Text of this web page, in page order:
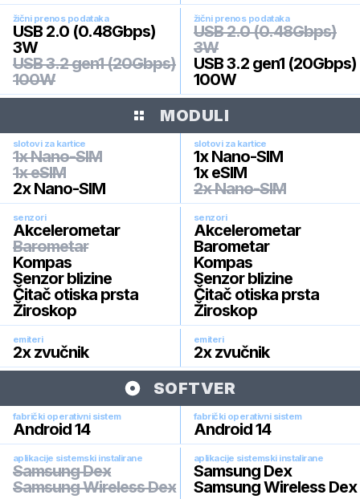
žični prenos podataka
USB 2.0 (0.48Gbps)
3W
USB 3.2 gen1 (20Gbps)
100W
žični prenos podataka
USB 2.0 (0.48Gbps)
3W
USB 3.2 gen1 (20Gbps)
100W
MODULI
slotovi za kartice
1x Nano-SIM
1x eSIM
2x Nano-SIM
slotovi za kartice
1x Nano-SIM
1x eSIM
2x Nano-SIM
senzori
Akcelerometar
Barometar
Kompas
Senzor blizine
Čitač otiska prsta
Žiroskop
senzori
Akcelerometar
Barometar
Kompas
Senzor blizine
Čitač otiska prsta
Žiroskop
emiteri
2x zvučnik
emiteri
2x zvučnik
SOFTVER
fabrički operativni sistem
Android 14
fabrički operativni sistem
Android 14
aplikacije sistemski instalirane
Samsung Dex
Samsung Wireless Dex
aplikacije sistemski instalirane
Samsung Dex
Samsung Wireless Dex